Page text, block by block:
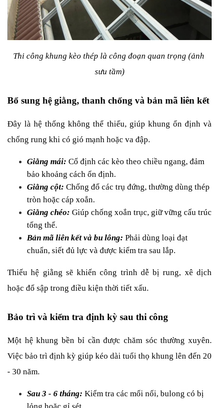
Thi công khung kèo thép là công đoạn quan trọng (ảnh
sưu tầm)
Bổ sung hệ giằng, thanh chống và bản mã liên kết
Đây là hệ thống không thể thiếu, giúp khung ổn định và
chống rung khi có gió mạnh hoặc va đập.
Giằng mái: Cố định các kèo theo chiều ngang, đảm
bảo khoảng cách ổn định.
Giằng cột: Chống đổ các trụ đứng, thường dùng thép
tròn hoặc cáp xoắn.
Giằng chéo: Giúp chống xoắn trục, giữ vững cấu trúc
tổng thể.
Bản mã liên kết và bu lông: Phải dùng loại đạt
chuẩn, siết đủ lực và được kiểm tra sau lắp.
Thiếu hệ giằng sẽ khiến công trình dễ bị rung, xê dịch
hoặc đổ sập trong điều kiện thời tiết xấu.
Bảo trì và kiểm tra định kỳ sau thi công
Một hệ khung bền bỉ cần được chăm sóc thường xuyên.
Việc bảo trì định kỳ giúp kéo dài tuổi thọ khung lên đến 20
- 30 năm.
Sau 3 - 6 tháng: Kiểm tra các mối nối, bulong có bị